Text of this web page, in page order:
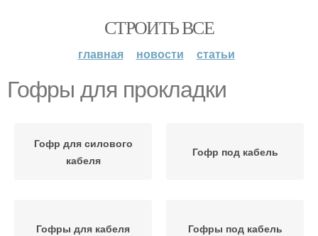
СТРОИТЬ ВСЕ
главная новости статьи
Гофры для прокладки
Гофр для силового
кабеля
Гофр под кабель
Гофры для кабеля Гофры под кабель